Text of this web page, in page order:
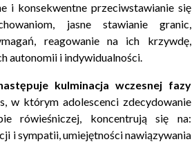
i konsekwentne przeciwstawianie się
jasne stawianie granic,
reagowanie na ich krzywdę,
autonomii i indywidualności.
kulminacja wczesnej fazy
w którym adolescenci zdecydowanie
rówieśniczej, koncentrują się na:
i sympatii, umiejętności nawiązywania